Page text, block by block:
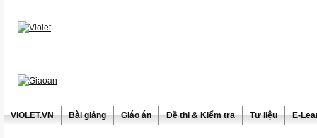
ViOLET.VN Bài giảng Giáo án Đề thi & Kiểm tra Tư liệu E-